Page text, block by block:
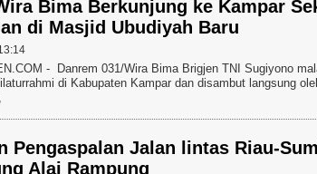
Bima Berkunjung ke Kampar
di Masjid Ubudiyah Baru
- Danrem 031/Wira Bima Brigjen TNI Sugiyono
di Kabupaten Kampar dan disambut langsung
Pengaspalan Jalan lintas Riau-
Alai Rampung